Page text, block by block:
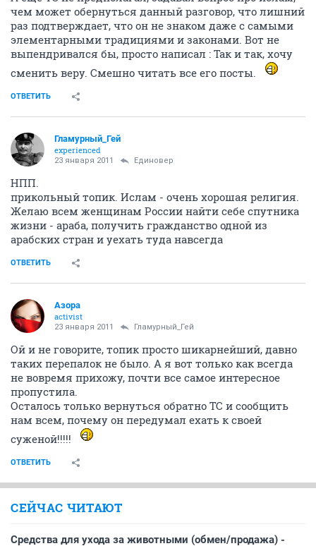
чем может обернуться данный разговор, что лишний
раз подтверждает, что он не знаком даже с самыми
элементарными традициями и законами. Вот не
выпендривался бы, просто написал : Так и так, хочу
сменить веру. Смешно читать все его посты.
ОТВЕТИТЬ
Гламурный_Гей
experienced
23 января 2011 Единовер
НПП.
прикольный топик. Ислам - очень хорошая религия.
Желаю всем женщинам России найти себе спутника
жизни - араба, получить гражданство одной из
арабских стран и уехать туда навсегда
ОТВЕТИТЬ
Азора
activist
23 января 2011 Гламурный_Гей
Ой и не говорите, топик просто шикарнейший, давно
таких перепалок не было. А я вот только как всегда
не вовремя прихожу, почти все самое интересное
пропустила.
Осталось только вернуться обратно ТС и сообщить
нам всем, почему он передумал ехать к своей
суженой!!!!!
ОТВЕТИТЬ
СЕЙЧАС ЧИТАЮТ
Средства для ухода за животными (обмен/продажа) -